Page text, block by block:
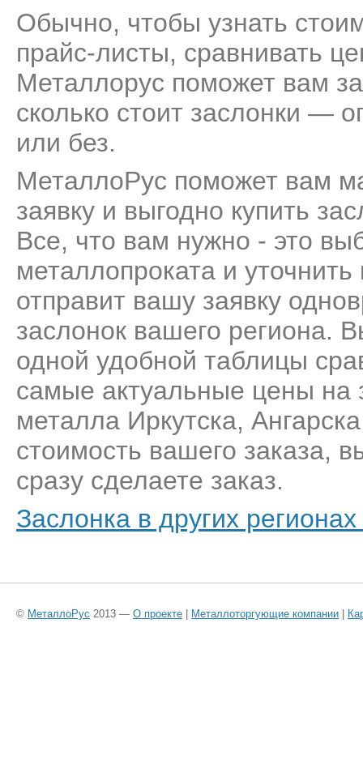
Обычно, чтобы узнать
прайс-листы, сравнивать
Металлорус поможет вам
сколько стоит заслонки —
или без.
МеталлоРус поможет вам
заявку и выгодно купить
Все, что вам нужно - это
металлопроката и
отправит вашу заявку
заслонок вашего региона.
одной удобной таблицы
самые актуальные цены на
металла Иркутска,
стоимость вашего заказа,
сразу сделаете заказ.
Заслонка в других
© МеталлоРус 2013 — О проекте | Металлоторгующие компании |